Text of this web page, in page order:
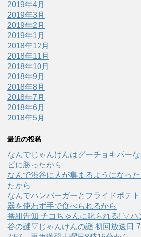
2019年4月
2019年3月
2019年2月
2019年1月
2018年12月
2018年11月
2018年10月
2018年9月
2018年8月
2018年7月
2018年6月
2018年5月
最近の投稿
なんでじゃんけんはグーチョキパー
ビに勝ったから
なんで渋谷に人が集まるようになっ
たから
なんでハンバーガーとフライドポテ
器を使わず手で食べられるから
番組告知 チコちゃんに叱られる! ▽
谷の謎▽じゃんけんの謎 初回放送日